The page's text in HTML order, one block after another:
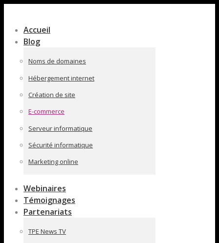
pleine
largeur
Accueil
Blog
Noms de domaines
Hébergement internet
Création de site
E-commerce
Serveur informatique
Sécurité informatique
Marketing online
Webinaires
Témoignages
Partenariats
TPE News TV